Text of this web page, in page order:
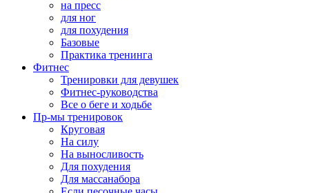
на пресс
для ног
для похудения
Базовые
Практика тренинга
Фитнес
Тренировки для девушек
Фитнес-руководства
Все о беге и ходьбе
Пр-мы тренировок
Круговая
На силу
На выносливость
Для похудения
Для массанабора